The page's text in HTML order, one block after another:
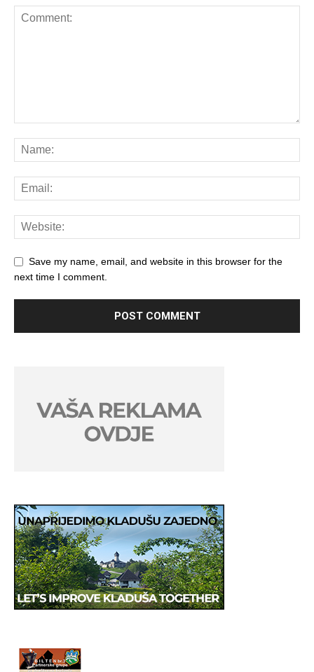
Save my name, email, and website in this browser for the
next time I comment.